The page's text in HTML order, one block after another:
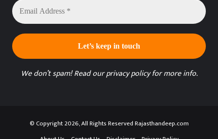
Address
*
We don’t spam! Read ourprivacy policyfor more info.
© Copyright 2026, All Rights Reserved Rajasthandeep.com